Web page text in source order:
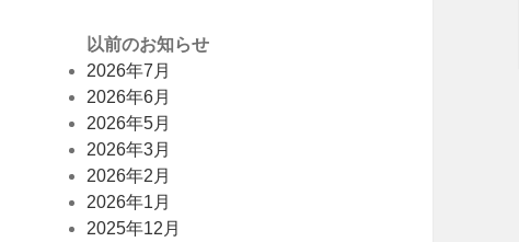
以前のお知らせ
2026年7月
2026年6月
2026年5月
2026年3月
2026年2月
2026年1月
2025年12月